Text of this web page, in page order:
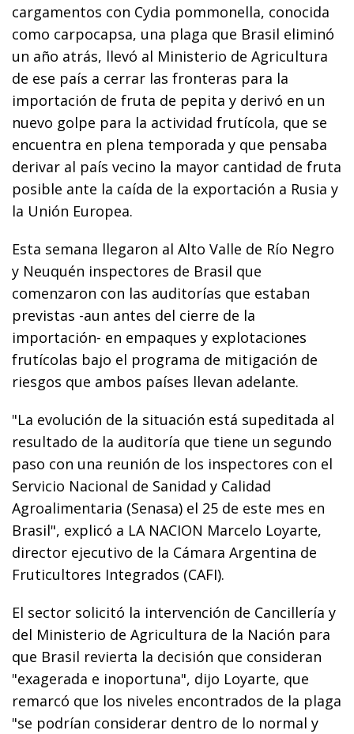
cargamentos con Cydia pommonella, conocida
como carpocapsa, una plaga que Brasil eliminó
un año atrás, llevó al Ministerio de Agricultura
de ese país a cerrar las fronteras para la
importación de fruta de pepita y derivó en un
nuevo golpe para la actividad frutícola, que se
encuentra en plena temporada y que pensaba
derivar al país vecino la mayor cantidad de fruta
posible ante la caída de la exportación a Rusia y
la Unión Europea.
Esta semana llegaron al Alto Valle de Río Negro
y Neuquén inspectores de Brasil que
comenzaron con las auditorías que estaban
previstas -aun antes del cierre de la
importación- en empaques y explotaciones
frutícolas bajo el programa de mitigación de
riesgos que ambos países llevan adelante.
"La evolución de la situación está supeditada al
resultado de la auditoría que tiene un segundo
paso con una reunión de los inspectores con el
Servicio Nacional de Sanidad y Calidad
Agroalimentaria (Senasa) el 25 de este mes en
Brasil", explicó a LA NACION Marcelo Loyarte,
director ejecutivo de la Cámara Argentina de
Fruticultores Integrados (CAFI).
El sector solicitó la intervención de Cancillería y
del Ministerio de Agricultura de la Nación para
que Brasil revierta la decisión que consideran
"exagerada e inoportuna", dijo Loyarte, que
remarcó que los niveles encontrados de la plaga
"se podrían considerar dentro de lo normal y